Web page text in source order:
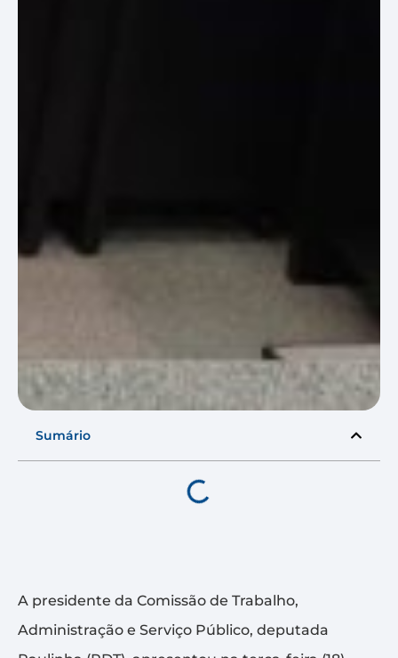
Sumário
A presidente da Comissão de Trabalho,
Administração e Serviço Público, deputada